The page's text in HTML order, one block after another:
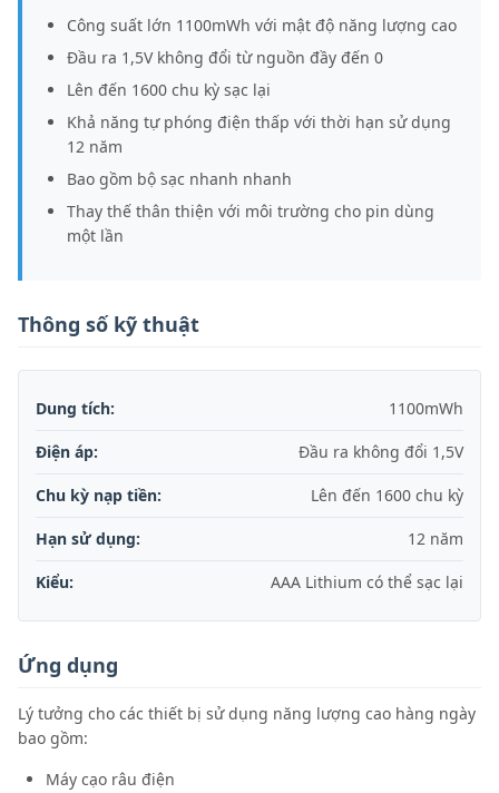
Công suất lớn 1100mWh với mật độ năng lượng cao
Đầu ra 1,5V không đổi từ nguồn đầy đến 0
Lên đến 1600 chu kỳ sạc lại
Khả năng tự phóng điện thấp với thời hạn sử dụng
12 năm
Bao gồm bộ sạc nhanh nhanh
Thay thế thân thiện với môi trường cho pin dùng
một lần
Thông số kỹ thuật
Dung tích: 1100mWh
Điện áp: Đầu ra không đổi 1,5V
Chu kỳ nạp tiền: Lên đến 1600 chu kỳ
Hạn sử dụng: 12 năm
Kiểu: AAA Lithium có thể sạc lại
Ứng dụng
Lý tưởng cho các thiết bị sử dụng năng lượng cao hàng ngày
bao gồm:
Máy cạo râu điện